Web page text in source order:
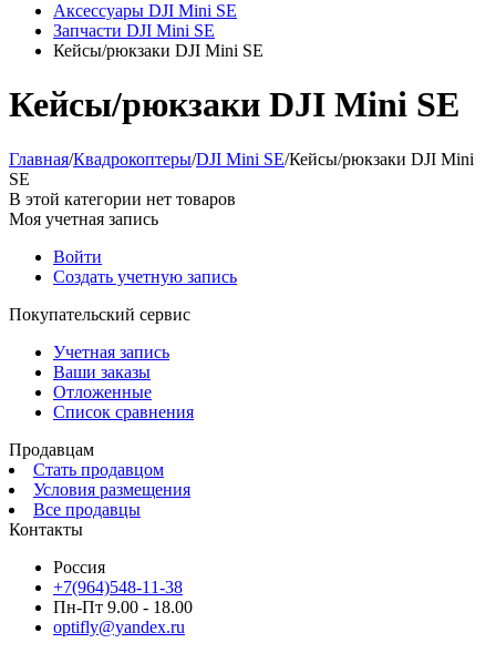
Аксессуары DJI Mini SE
Запчасти DJI Mini SE
Кейсы/рюкзаки DJI Mini SE
Кейсы/рюкзаки DJI Mini SE
Главная/Квадрокоптеры/DJI Mini SE/Кейсы/рюкзаки DJI Mini
SE
В этой категории нет товаров
Моя учетная запись
Войти
Создать учетную запись
Покупательский сервис
Учетная запись
Ваши заказы
Отложенные
Список сравнения
Продавцам
Стать продавцом
Условия размещения
Все продавцы
Контакты
Россия
+7(964)548-11-38
Пн-Пт 9.00 - 18.00
optifly@yandex.ru